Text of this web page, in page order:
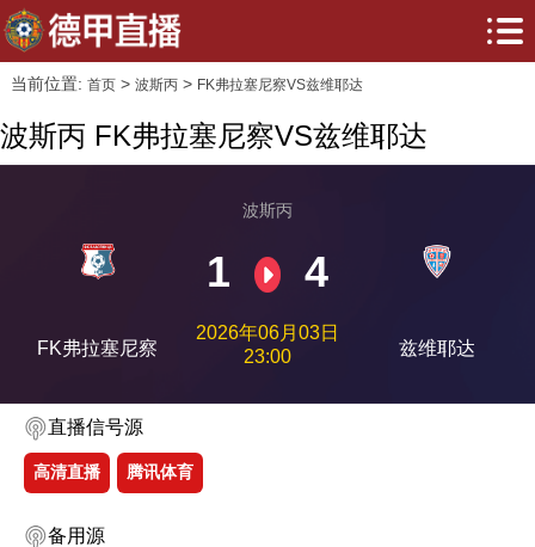
当前位置: 首页> 波斯丙> FK弗拉塞尼察VS兹维耶达
波斯丙 FK弗拉塞尼察VS兹维耶达
FK弗拉塞尼察
波斯丙
1 4
2026年06月03日
23:00
兹维耶达
直播信号源
高清直播 腾讯体育
备用源